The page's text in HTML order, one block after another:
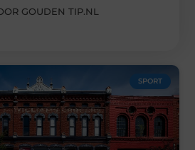
GOUDEN TIP.NL
SPORT